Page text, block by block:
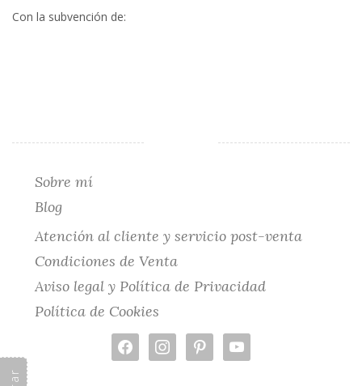
Con la subvención de:
Sobre mí
Blog
Atención al cliente y servicio post-venta
Condiciones de Venta
Aviso legal y Política de Privacidad
Política de Cookies
facebookinstagrampinterestyoutube